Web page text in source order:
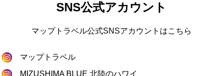
SNS公式アカウント
マップトラベル公式SNSアカウントはこちら
マップトラベル
MIZUSHIMA BLUE 北陸のハワイ